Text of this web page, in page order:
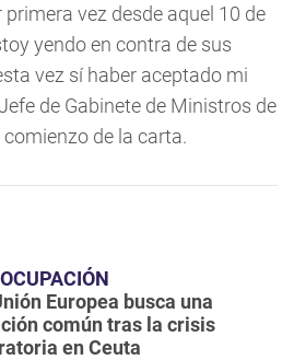
vez desde aquel 10 de
yendo en contra de sus
vez sí haber aceptado mi
de Gabinete de Ministros de
de la carta.
Europea busca una
común tras la crisis
en Ceuta